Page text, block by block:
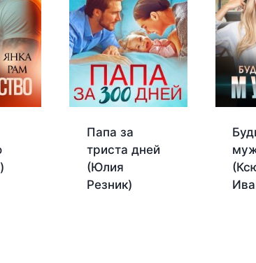
Папа за
триста дней
(Юлия
Резник)